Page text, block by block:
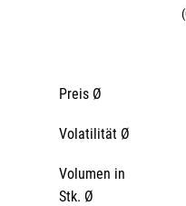
Preis Ø
Volatilität Ø
Volumen in
Stk. Ø